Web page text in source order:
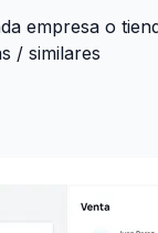
empresa o
/ similares